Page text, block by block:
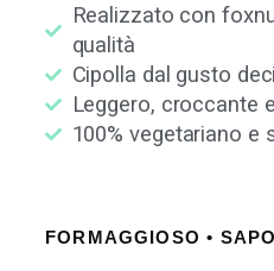
Realizzato con
qualità
Cipolla dal gusto
Leggero, croccante
100% vegetariano e
FORMAGGIOSO •